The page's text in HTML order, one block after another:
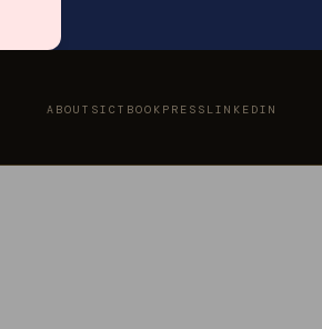
ABOUT SICT BOOK PRESS LINKEDIN